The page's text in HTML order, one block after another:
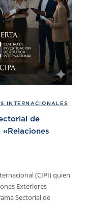
INTERNACIONALES
de
(CIPI) quien
Exteriores
Sectorial de